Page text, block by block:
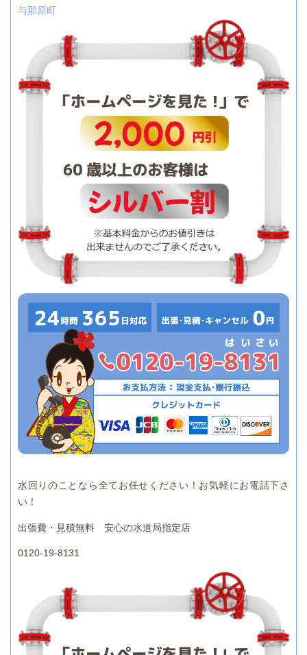
与那原町
水回りのことなら全てお任せください！お気軽にお電話下さ
い！
出張費・見積無料 安心の水道局指定店
0120-19-8131